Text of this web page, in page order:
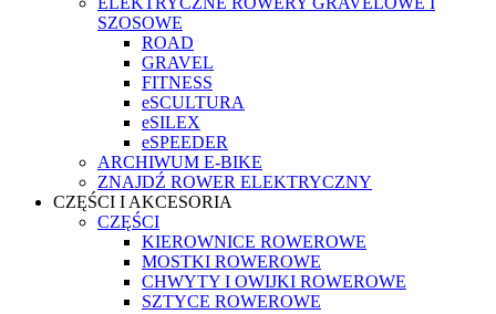
SZOSOWE
ROAD
GRAVEL
FITNESS
eSCULTURA
eSILEX
eSPEEDER
ARCHIWUM E-BIKE
ZNAJDŹ ROWER ELEKTRYCZNY
CZĘŚCI I AKCESORIA
CZĘŚCI
KIEROWNICE ROWEROWE
MOSTKI ROWEROWE
CHWYTY I OWIJKI ROWEROWE
SZTYCE ROWEROWE